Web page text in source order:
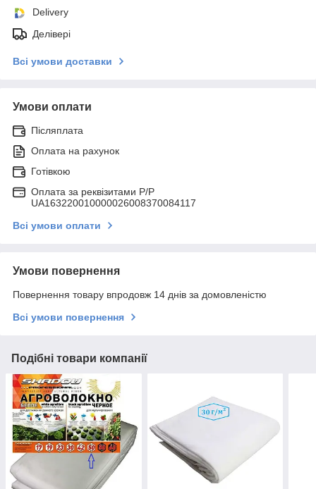
Delivery
Делівері
Всі умови доставки
Умови оплати
Післяплата
Оплата на рахунок
Готівкою
Оплата за реквізитами P/Р
UA163220010000026008370084117
Всі умови оплати
Умови повернення
Повернення товару впродовж 14 днів за домовленістю
Всі умови повернення
Подібні товари компанії